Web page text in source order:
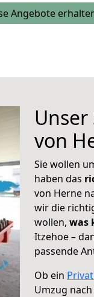
Angebote
von
Sie wollen
haben das
von Herne
wir die
wollen, was
Itzehoe –
passende
Ob ein
Umzug